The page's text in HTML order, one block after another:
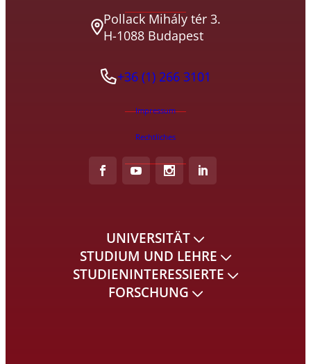
Pollack Mihály tér 3.
H-1088 Budapest
+36 (1) 266 3101
Impressum
Rechtliches
UNIVERSITÄT
STUDIUM UND LEHRE
STUDIENINTERESSIERTE
FORSCHUNG